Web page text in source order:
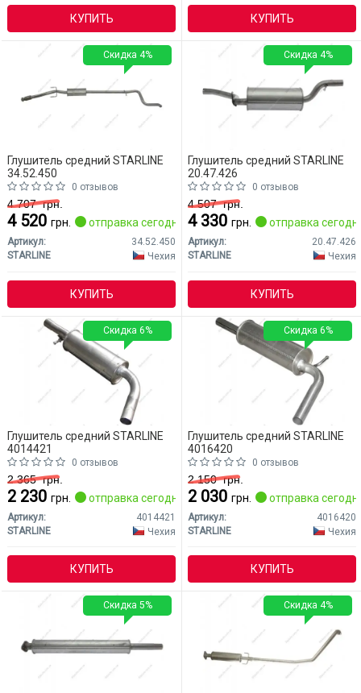
КУПИТЬ КУПИТЬ
Глушитель средний STARLINE
34.52.450
0 отзывов
4 707грн.
4 520 грн. отправка сегодня
Артикул:
34.52.450
STARLINE
Чехия
КУПИТЬ
Скидка 4%
Глушитель средний STARLINE
20.47.426
0 отзывов
4 507грн.
4 330 грн. отправка
Артикул:
20.47.426
STARLINE
Чехия
КУПИТЬ
Скидка 4%
Глушитель средний STARLINE
4014421
0 отзывов
2 365грн.
2 230 грн. отправка сегодня
Артикул:
4014421
STARLINE
Чехия
КУПИТЬ
Скидка 6%
Глушитель средний STARLINE
4016420
0 отзывов
2 150грн.
2 030 грн. отправка
Артикул:
4016420
STARLINE
Чехия
КУПИТЬ
Скидка 6%
Скидка 5% Скидка 4%